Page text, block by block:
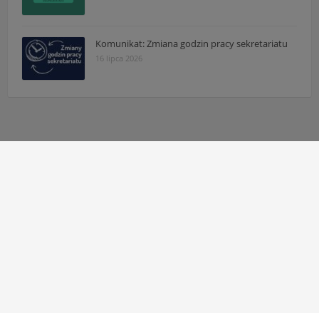
Komunikat: Zmiana godzin pracy sekretariatu
16 lipca 2026